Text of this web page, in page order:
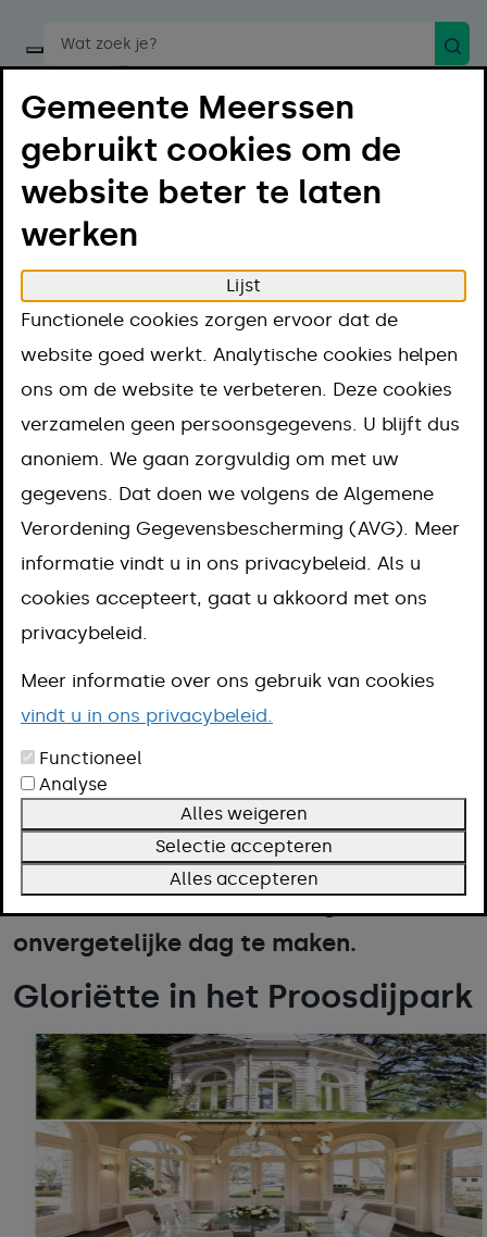
Start een spraakopdracht
Menu
Home
Projecten
Trouwlocaties in
de gemeente
Meerssen
De gemeente Meerssen beschikt over
een aantal sfeervolle trouwlocaties
waar bruidsparen voor de wet kunnen
trouwen. Omringd door de rijke
historie van deze sfeervolle gemeente
bieden alle trouwlocaties in de
gemeente Meerssen een schitterende
ambiance om uw trouwdag tot een
onvergetelijke dag te maken.
Gloriëtte in het Proosdijpark
Gemeente Meerssen
gebruikt cookies om de
website beter te laten
werken
Lijst
Functionele cookies zorgen ervoor dat de
website goed werkt. Analytische cookies helpen
ons om de website te verbeteren. Deze cookies
verzamelen geen persoonsgegevens. U blijft dus
anoniem. We gaan zorgvuldig om met uw
gegevens. Dat doen we volgens de Algemene
Verordening Gegevensbescherming (AVG). Meer
informatie vindt u in ons privacybeleid. Als u
cookies accepteert, gaat u akkoord met ons
privacybeleid.
Meer informatie over ons gebruik van cookies
vindt u in ons privacybeleid.
Functioneel
Analyse
Alles weigeren
Selectie accepteren
Alles accepteren